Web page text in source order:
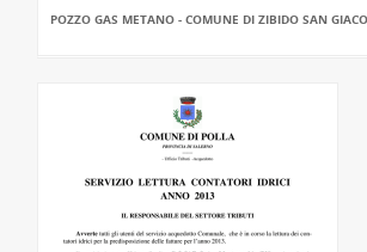
POZZO GAS METANO - COMUNE DI ZIBIDO SAN